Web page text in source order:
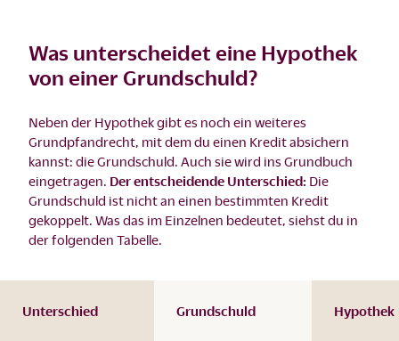
Was unterscheidet eine Hypothek
von einer Grundschuld?
Neben der Hypothek gibt es noch ein weiteres
Grundpfandrecht, mit dem du einen Kredit absichern
kannst: die Grundschuld. Auch sie wird ins Grundbuch
eingetragen. Der entscheidende Unterschied: Die
Grundschuld ist nicht an einen bestimmten Kredit
gekoppelt. Was das im Einzelnen bedeutet, siehst du in
der folgenden Tabelle.
Unterschied Grundschuld Hypothek